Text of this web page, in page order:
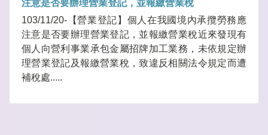
注意是否要辦理營業登記，並報繳營業稅
103/11/20-【營業登記】個人在我國境內承攬勞務應
注意是否要辦理營業登記，並報繳營業稅近來發現有
個人向營利事業承包金屬招牌加工業務，未依規定辦
理營業登記及報繳營業稅，致違反相關法令規定而遭
補稅處.....